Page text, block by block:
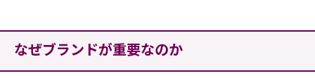
なぜブランドが重要なのか